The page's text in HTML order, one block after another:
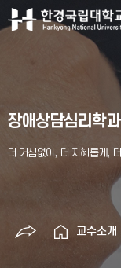
장애상담심리학과
교수소개